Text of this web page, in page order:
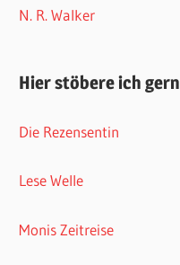
N. R. Walker
Hier stöbere ich gern
Die Rezensentin
Lese Welle
Monis Zeitreise